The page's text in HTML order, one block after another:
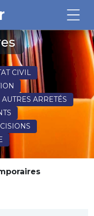
CIVIL
AUTRES ARRETÉS